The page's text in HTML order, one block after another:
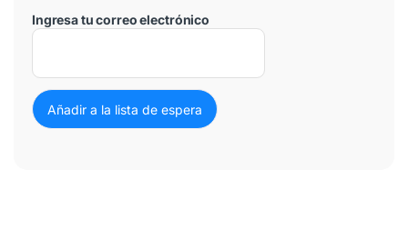
Ingresa tu correo electrónico